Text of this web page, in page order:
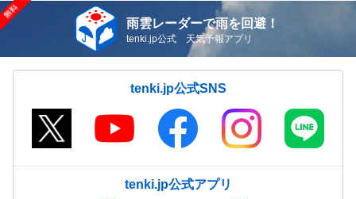
雨雲レーダーで雨を回避！
tenki.jp公式 天気予報アプリ
tenki.jp公式SNS
tenki.jp公式アプリ